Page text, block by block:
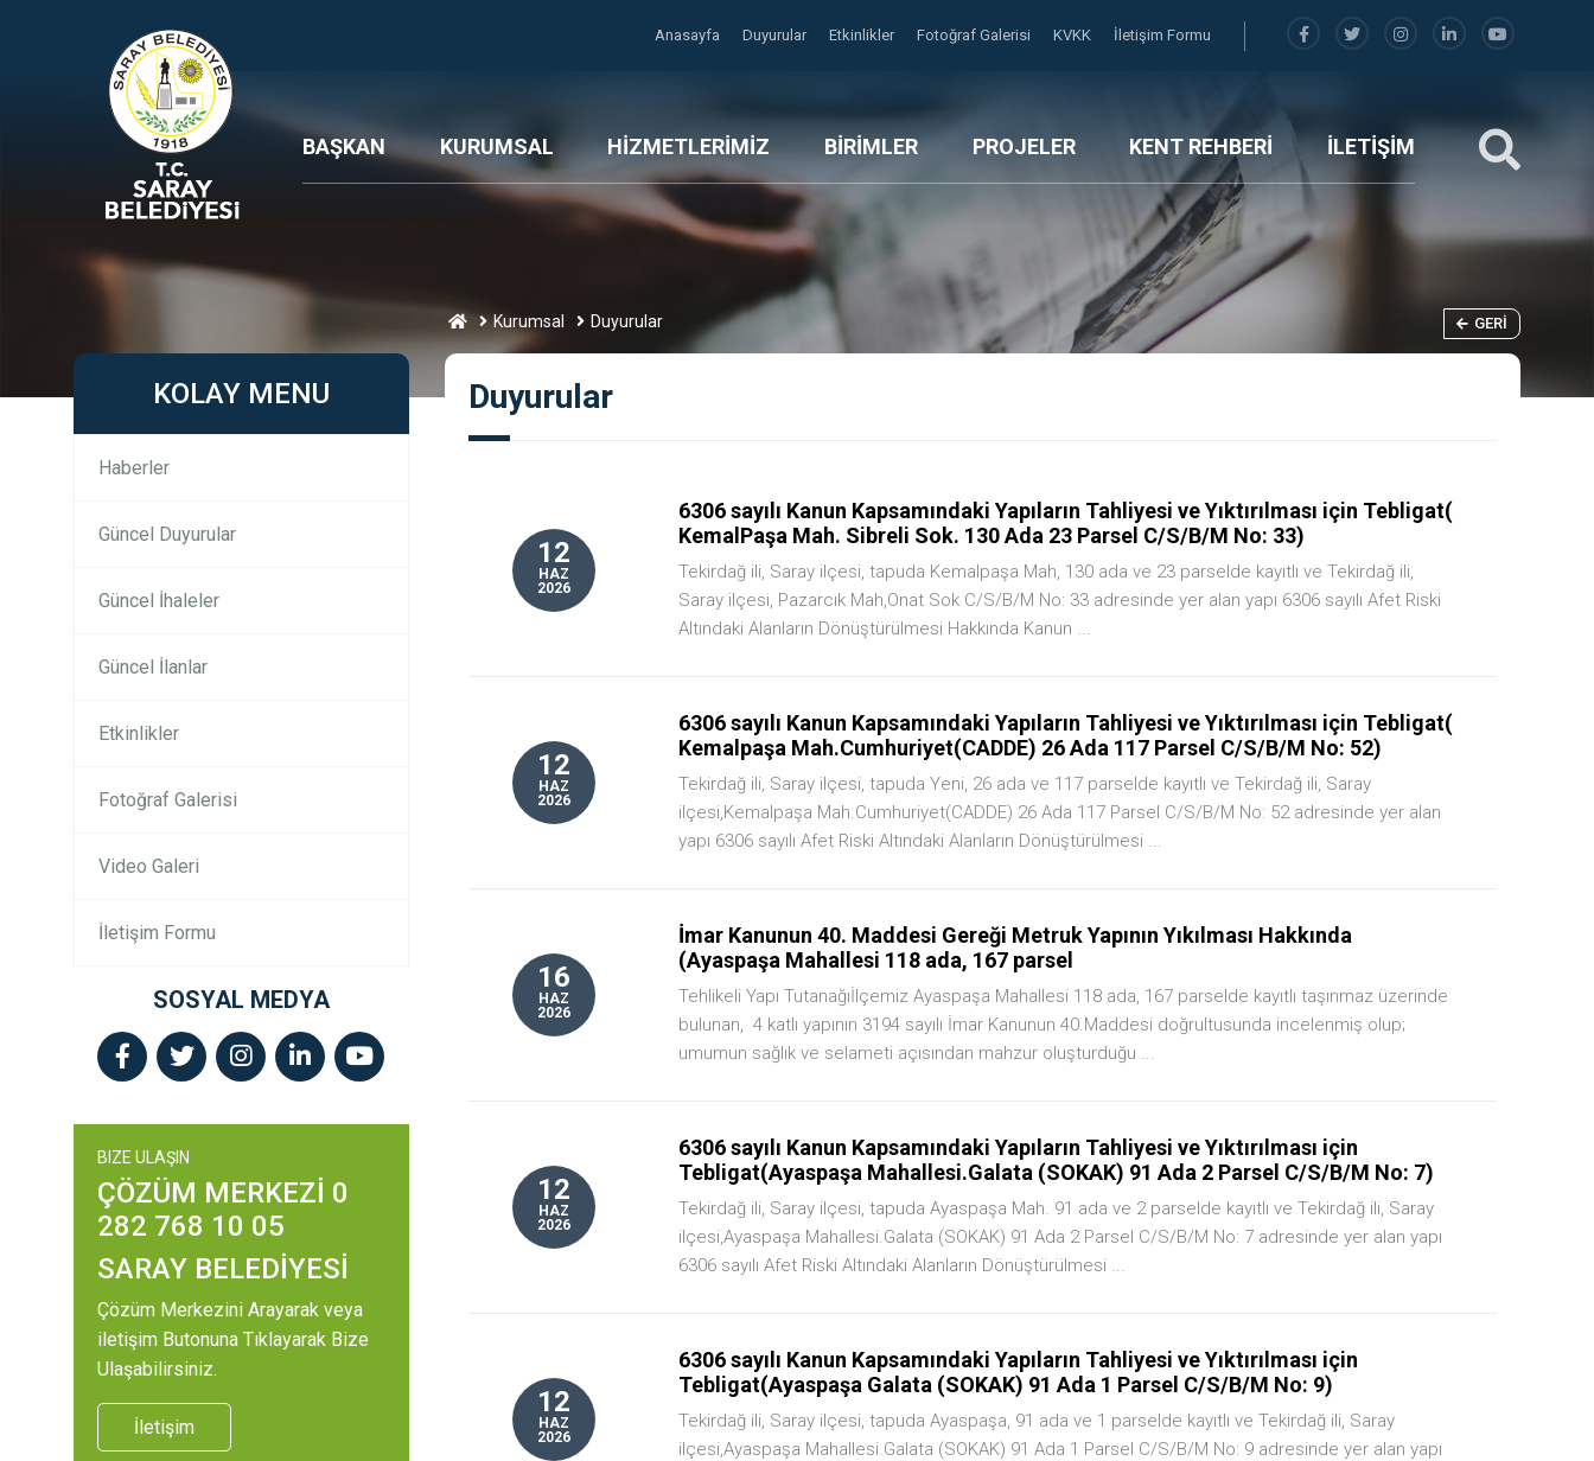
Anasayfa Duyurular Etkinlikler Fotoğraf Galerisi KVKK İletişim Formu
BAŞKAN KURUMSAL HİZMETLERİMİZ BİRİMLER PROJELER KENT REHBERİ İLETİŞİM
Kurumsal Duyurular GERI
KOLAY MENU
Haberler
Güncel Duyurular
Güncel İhaleler
Güncel İlanlar
Etkinlikler
Fotoğraf Galerisi
Video Galeri
İletişim Formu
SOSYAL MEDYA
BIZE ULAŞIN
ÇÖZÜM MERKEZİ 0
282 768 10 05
SARAY BELEDİYESİ
Çözüm Merkezini Arayarak veya
iletişim Butonuna Tıklayarak Bize
Ulaşabilirsiniz.
İletişim
Duyurular
12
HAZ
2026
6306 sayılı Kanun Kapsamındaki Yapıların Tahliyesi ve Yıktırılması için Tebligat(
KemalPaşa Mah. Sibreli Sok. 130 Ada 23 Parsel C/S/B/M No: 33)
Tekirdağ ili, Saray ilçesi, tapuda Kemalpaşa Mah, 130 ada ve 23 parselde kayıtlı ve Tekirdağ ili,
Saray ilçesi, Pazarcık Mah,Onat Sok C/S/B/M No: 33 adresinde yer alan yapı 6306 sayılı Afet Riski
Altındaki Alanların Dönüştürülmesi Hakkında Kanun ...
12
HAZ
2026
6306 sayılı Kanun Kapsamındaki Yapıların Tahliyesi ve Yıktırılması için Tebligat(
Kemalpaşa Mah.Cumhuriyet(CADDE) 26 Ada 117 Parsel C/S/B/M No: 52)
Tekirdağ ili, Saray ilçesi, tapuda Yeni, 26 ada ve 117 parselde kayıtlı ve Tekirdağ ili, Saray
ilçesi,Kemalpaşa Mah.Cumhuriyet(CADDE) 26 Ada 117 Parsel C/S/B/M No: 52 adresinde yer alan
yapı 6306 sayılı Afet Riski Altındaki Alanların Dönüştürülmesi ...
16
HAZ
2026
İmar Kanunun 40. Maddesi Gereği Metruk Yapının Yıkılması Hakkında
(Ayaspaşa Mahallesi 118 ada, 167 parsel
Tehlikeli Yapı Tutanağıİlçemiz Ayaspaşa Mahallesi 118 ada, 167 parselde kayıtlı taşınmaz üzerinde
bulunan, 4 katlı yapının 3194 sayılı İmar Kanunun 40.Maddesi doğrultusunda incelenmiş olup;
umumun sağlık ve selameti açısından mahzur oluşturduğu ...
12
HAZ
2026
6306 sayılı Kanun Kapsamındaki Yapıların Tahliyesi ve Yıktırılması için
Tebligat(Ayaspaşa Mahallesi.Galata (SOKAK) 91 Ada 2 Parsel C/S/B/M No: 7)
Tekirdağ ili, Saray ilçesi, tapuda Ayaspaşa Mah. 91 ada ve 2 parselde kayıtlı ve Tekirdağ ili, Saray
ilçesi,Ayaspaşa Mahallesi.Galata (SOKAK) 91 Ada 2 Parsel C/S/B/M No: 7 adresinde yer alan yapı
6306 sayılı Afet Riski Altındaki Alanların Dönüştürülmesi ...
12
HAZ
2026
6306 sayılı Kanun Kapsamındaki Yapıların Tahliyesi ve Yıktırılması için
Tebligat(Ayaspaşa Galata (SOKAK) 91 Ada 1 Parsel C/S/B/M No: 9)
Tekirdağ ili, Saray ilçesi, tapuda Ayaspaşa, 91 ada ve 1 parselde kayıtlı ve Tekirdağ ili, Saray
ilçesi,Ayaspaşa Mahallesi.Galata (SOKAK) 91 Ada 1 Parsel C/S/B/M No: 9 adresinde yer alan yapı